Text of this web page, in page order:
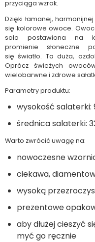
przyciąga wzrok.
Dzięki łamanej,
się kolorowe owoce.
solo postawiona na
promienie słoneczne
się światło. Ta duża,
Oprócz świeżych
wielobarwne i zdrowe
Parametry produktu:
wysokość salaterki:
średnica salaterki:
Warto zwrócić uwagę na:
nowoczesne
ciekawa,
wysoką
prezentowe
aby dłużej cieszyć
myć go ręcznie